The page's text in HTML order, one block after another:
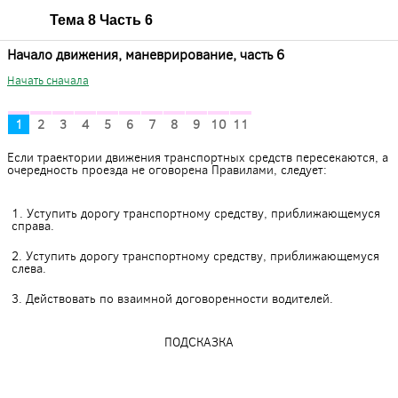
Тема 8 Часть 6
Начало движения, маневрирование, часть 6
Начать сначала
1 2 3 4 5 6 7 8 9 10 11
Если траектории движения транспортных средств пересекаются, а
очередность проезда не оговорена Правилами, следует:
1. Уступить дорогу транспортному средству, приближающемуся
справа.
2. Уступить дорогу транспортному средству, приближающемуся
слева.
3. Действовать по взаимной договоренности водителей.
ПОДСКАЗКА